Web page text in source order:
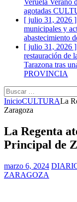
Veruela Verano
agotadas
[ julio 31, 2026 ]
municipales y
abastecimiento
[ julio 31, 2026 ]
restauración de
Tarazona tras
PROVINCIA
Buscar:
InicioCULTURALa
Zaragoza
La Regenta
Principal de
marzo 6, 2024
ZARAGOZA